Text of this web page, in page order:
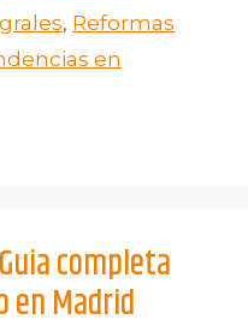
, Reformas
en
completa
en Madrid